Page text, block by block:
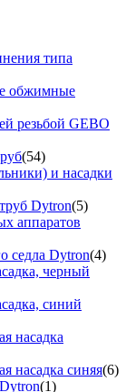
типа
обжимные
резьбой GEBO
(54)
и насадки
Dytron(5)
аппаратов
седла Dytron(4)
черный
синий
насадка
насадка синяя(6)
(1)